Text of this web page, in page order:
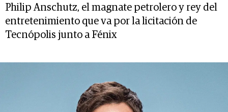
Philip Anschutz, el magnate petrolero y rey del
entretenimiento que va por la licitación de
Tecnópolis junto a Fénix